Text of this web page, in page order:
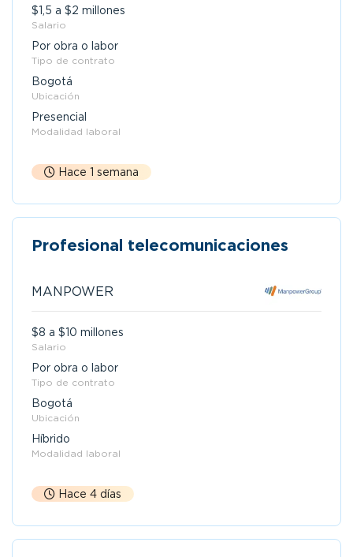
$1,5 a $2 millones
Salario
Por obra o labor
Tipo de contrato
Bogotá
Ubicación
Presencial
Modalidad laboral
Hace 1 semana
Profesional telecomunicaciones
MANPOWER
$8 a $10 millones
Salario
Por obra o labor
Tipo de contrato
Bogotá
Ubicación
Híbrido
Modalidad laboral
Hace 4 días